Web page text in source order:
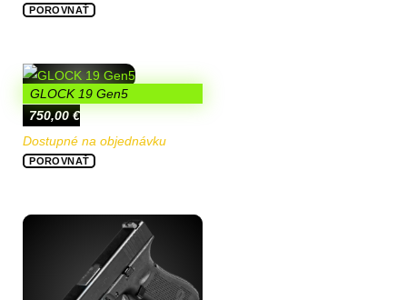
POROVNAŤ
GLOCK 19 Gen5
750,00€
Dostupné na objednávku
POROVNAŤ